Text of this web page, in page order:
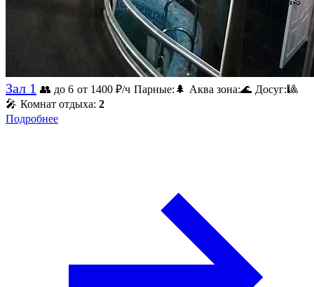
Зал 1 👥 до 6 от 1400 ₽/ч Парные: 🌲 Аква зона:🌊 Досуг:🎱
🎤 Комнат отдыха: 2
Подробнее